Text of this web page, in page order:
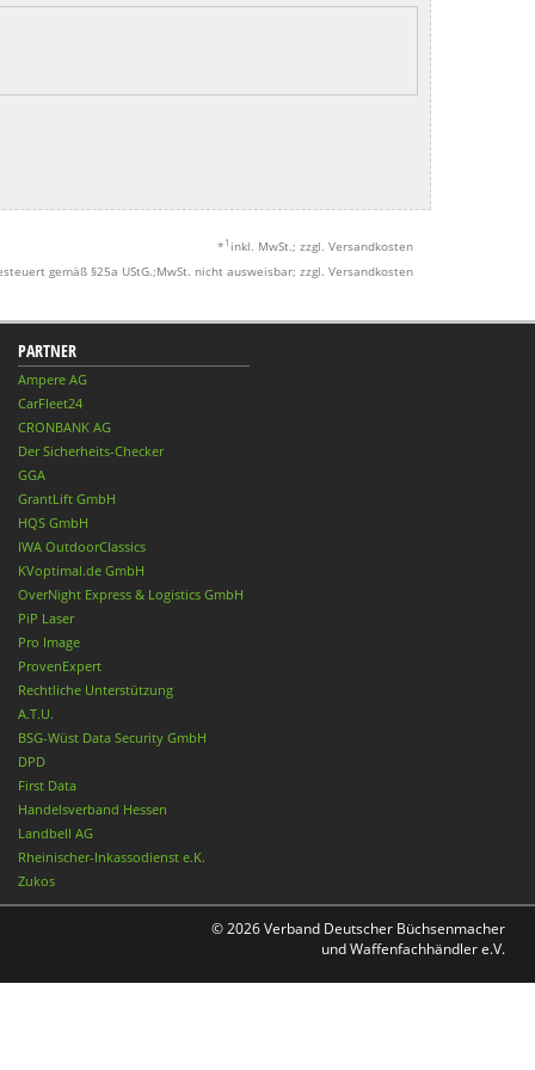
* 1 inkl. MwSt.; zzgl. Versandkosten
gemäß §25a UStG.;MwSt. nicht ausweisbar; zzgl. Versandkosten
PARTNER
Ampere AG
CarFleet24
CRONBANK AG
Der Sicherheits-Checker
GGA
GrantLift GmbH
HQS GmbH
IWA OutdoorClassics
KVoptimal.de GmbH
OverNight Express & Logistics GmbH
PiP Laser
Pro Image
ProvenExpert
Rechtliche Unterstützung
A.T.U.
BSG-Wüst Data Security GmbH
DPD
First Data
Handelsverband Hessen
Landbell AG
Rheinischer-Inkassodienst e.K.
Zukos
© 2026 Verband Deutscher Büchsenmacher
und Waffenfachhändler e.V.